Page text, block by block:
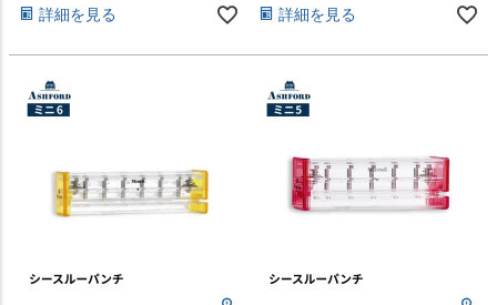
詳細を見る 詳細を見る